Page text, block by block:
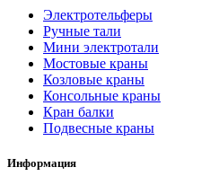
Электротельферы
Ручные тали
Мини электротали
Мостовые краны
Козловые краны
Консольные краны
Кран балки
Подвесные краны
Информация